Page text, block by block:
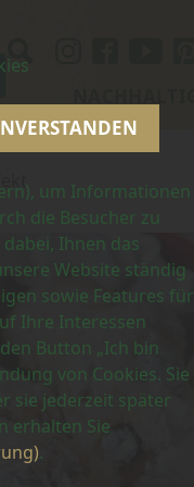
um Informationen
die Besucher zu
Ihnen das
Website ständig
sowie Features für
Ihre Interessen
Button „Ich bin
von Cookies. Sie
sie jederzeit später
erhalten Sie
.